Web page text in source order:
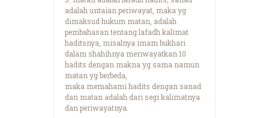
adalah untaian periwayat, maka yg
dimaksud hukum matan, adalah
pembahasan tentang lafadh kalimat
haditsnya, misalnya imam bukhari
dalam shahihnya meriwayatkan 10
hadits dengan makna yg sama namun
matan yg berbeda,
maka memahami hadits dengan sanad
dan matan adalah dari segi kalimatnya
dan periwayatnya.